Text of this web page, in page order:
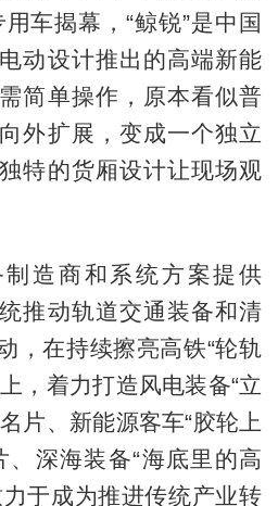
车揭幕，“鲸锐”是中国
动设计推出的高端新能
简单操作，原本看似普
外扩展，变成一个独立
特的货厢设计让现场观
造商和系统方案提供
推动轨道交通装备和清
，在持续擦亮高铁“轮轨
，着力打造风电装备“立
片、新能源客车“胶轮上
、深海装备“海底里的高
于成为推进传统产业转